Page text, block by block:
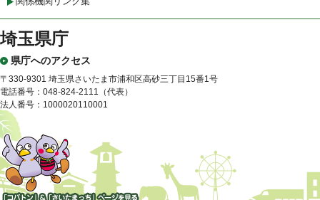
埼玉県庁
県庁へのアクセス
〒330-9301 埼玉県さいたま市浦和区高砂三丁目15番1号
電話番号：048-824-2111（代表）
法人番号：1000020110001